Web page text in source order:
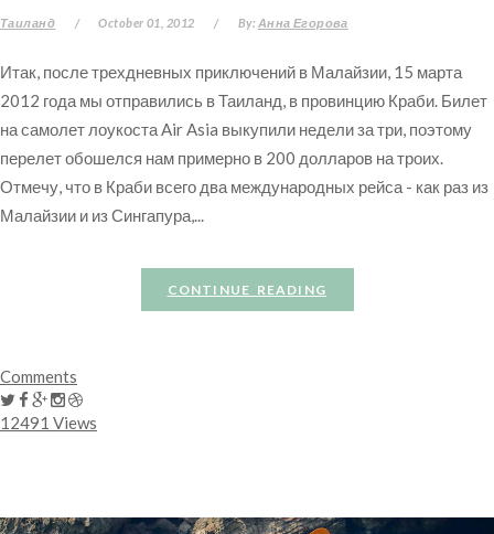
Таиланд / October 01, 2012 / By: Анна Егорова
Итак, после трехдневных приключений в Малайзии, 15 марта
2012 года мы отправились в Таиланд, в провинцию Краби. Билет
на самолет лоукоста Air Asia выкупили недели за три, поэтому
перелет обошелся нам примерно в 200 долларов на троих.
Отмечу, что в Краби всего два международных рейса - как раз из
Малайзии и из Сингапура,...
CONTINUE READING
Comments
12491 Views